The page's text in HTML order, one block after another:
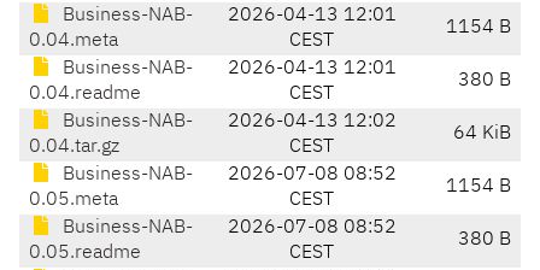
Business-NAB-
0.04.meta
2026-04-13 12:01
CEST
1154 B
Business-NAB-
0.04.readme
2026-04-13 12:01
CEST
380 B
Business-NAB-
0.04.tar.gz
2026-04-13 12:02
CEST
64 KiB
Business-NAB-
0.05.meta
2026-07-08 08:52
CEST
1154 B
Business-NAB-
0.05.readme
2026-07-08 08:52
CEST
380 B